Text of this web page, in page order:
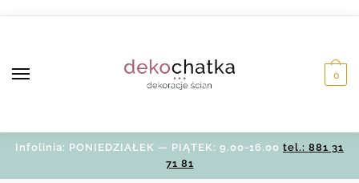
0
Infolinia: PONIEDZIAŁEK — PIĄTEK: 9.00-16.00 tel.: 881 31
71 81